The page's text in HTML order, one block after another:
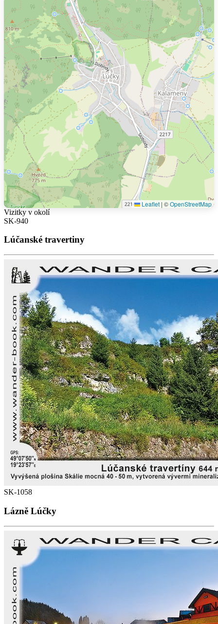
Leaflet | ©OpenStreetMap
Vizitky v okolí
SK-940
Lúčanské travertiny
SK-1058
Lázně Lúčky